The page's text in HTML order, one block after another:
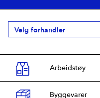
Velg forhandler
Agder
2
Byggfag Bjordammen
Arbeidstøy
Byggevarer